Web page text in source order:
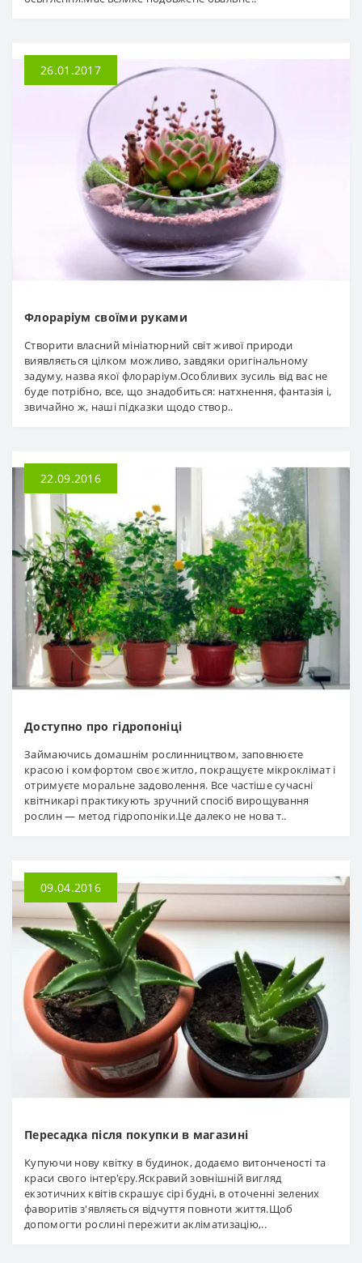
26.01.2017
Флораріум своїми руками
Створити власний мініатюрний світ живої природи
виявляється цілком можливо, завдяки оригінальному
задуму, назва якої флораріум.Особливих зусиль від вас не
буде потрібно, все, що знадобиться: натхнення, фантазія і,
звичайно ж, наші підказки щодо створ..
22.09.2016
Доступно про гідропоніці
Займаючись домашнім рослинництвом, заповнюєте
красою і комфортом своє житло, покращуєте мікроклімат і
отримуєте моральне задоволення. Все частіше сучасні
квітникарі практикують зручний спосіб вирощування
рослин — метод гідропоніки.Це далеко не нова т..
09.04.2016
Пересадка після покупки в магазині
Купуючи нову квітку в будинок, додаємо витонченості та
краси свого інтер'єру.Яскравий зовнішній вигляд
екзотичних квітів скрашує сірі будні, в оточенні зелених
фаворитів з'являється відчуття повноти життя.Щоб
допомогти рослині пережити акліматизацію,..